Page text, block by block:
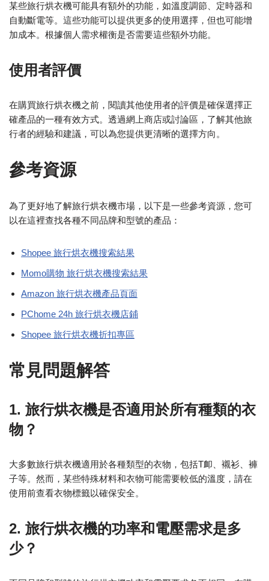
某些旅行烘衣機可能具有額外的功能，如溫度調節、定時器和
自動斷電等。這些功能可以提供更多的使用選擇，但也可能增
加成本。根據個人需求權衡是否需要這些額外功能。
使用者評價
在購買旅行烘衣機之前，閱讀其他使用者的評價是確保選擇正
確產品的一種有效方式。透過網上商店或討論區，了解其他旅
行者的經驗和建議，可以為您提供更清晰的選擇方向。
參考資源
為了更好地了解旅行烘衣機市場，以下是一些參考資源，您可
以在這裡查找各種不同品牌和型號的產品：
Shopee 旅行烘衣機搜索結果
Momo購物 旅行烘衣機搜索結果
Amazon 旅行烘衣機產品頁面
PChome 24h 旅行烘衣機店鋪
Shopee 旅行烘衣機折扣專區
常見問題解答
1. 旅行烘衣機是否適用於所有種類的衣
物？
大多數旅行烘衣機適用於各種類型的衣物，包括T卹、襯衫、褲
子等。然而，某些特殊材料和衣物可能需要較低的溫度，請在
使用前查看衣物標籤以確保安全。
2. 旅行烘衣機的功率和電壓需求是多
少？